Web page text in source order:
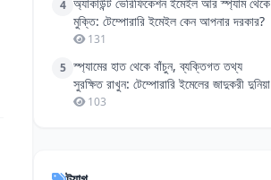
4
মুক্তি: টেম্পোরারি ইমেইল কেন আপনার দরকার?
131
5 স্প্যামের হাত থেকে বাঁচুন, ব্যক্তিগত তথ্য
সুরক্ষিত রাখুন: টেম্পোরারি ইমেলের জাদুকরী দুনিয়া
103